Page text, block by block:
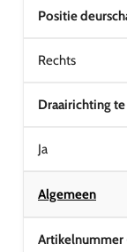
Positie
Rechts
Draairichting
Ja
Algemeen
Artikelnummer